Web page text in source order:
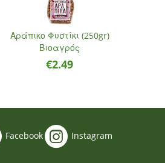
Αράπικο Φυστίκι (250gr)
Βιοαγρός
€2.49
Facebook Instagram